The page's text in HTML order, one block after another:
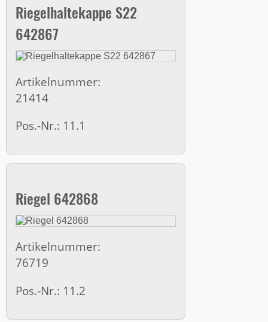
Riegelhaltekappe S22
642867
Artikelnummer:
21414
Pos.-Nr.: 11.1
Riegel 642868
Artikelnummer:
76719
Pos.-Nr.: 11.2